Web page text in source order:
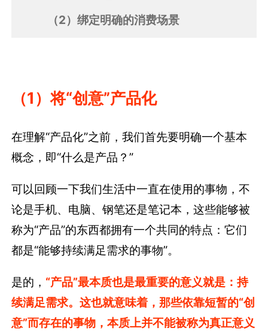
（2）绑定明确的消费场景
（1）将“创意”产品化
在理解“产品化”之前，我们首先要明确一个基本
概念，即“什么是产品？”
可以回顾一下我们生活中一直在使用的事物，不
论是手机、电脑、钢笔还是笔记本，这些能够被
称为“产品”的东西都拥有一个共同的特点：它们
都是“能够持续满足需求的事物”。
是的， “产品”最本质也是最重要的意义就是：持
续满足需求。这也就意味着，那些依靠短暂的“创
意”而存在的事物，本质上并不能被称为真正意义